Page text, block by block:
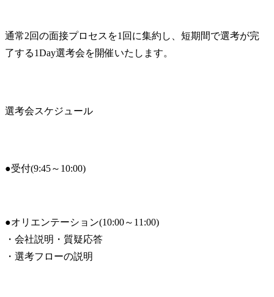
通常2回の面接プロセスを1回に集約し、短期間で選考が完
了する1Day選考会を開催いたします。
選考会スケジュール
●受付(9:45～10:00)
●オリエンテーション(10:00～11:00)
・会社説明・質疑応答
・選考フローの説明